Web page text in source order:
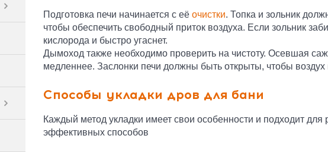
Подготовка печи начинается с её очистки. Топка и зольник
чтобы обеспечить свободный приток воздуха. Если зольник
кислорода и быстро угаснет.
Дымоход также необходимо проверить на чистоту. Осевшая
медленнее. Заслонки печи должны быть открыты, чтобы воздух
Способы укладки дров для бани
Каждый метод укладки имеет свои особенности и подходит
эффективных способов